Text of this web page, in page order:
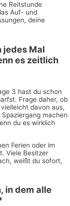
Reitstunde
Auf- und
deine
jedes Mal
es zeitlich
3 hast du schon
Frage daher, ob
davon aus,
machen
du es wirklich
Ferien oder im
Viele Besitzer
weißt du sofort,
in dem alle